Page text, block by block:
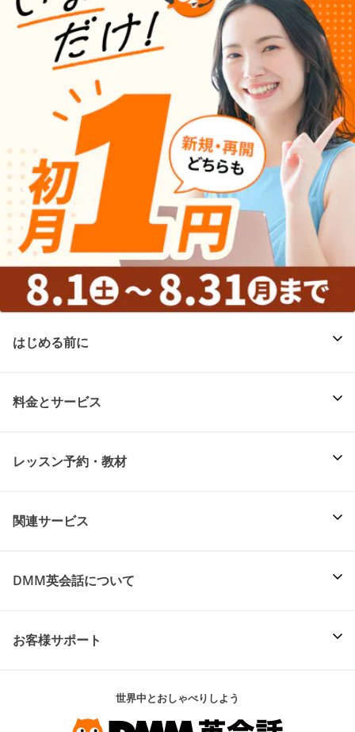
はじめる前に
料金とサービス
レッスン予約・教材
関連サービス
DMM英会話について
お客様サポート
世界中とおしゃべりしよう